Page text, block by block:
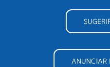
ANUNCIAR